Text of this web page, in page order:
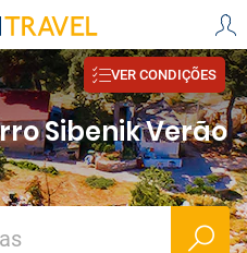
VER CONDIÇÕES
Sibenik Verão